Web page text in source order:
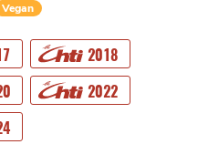
Vegan
2018
2022